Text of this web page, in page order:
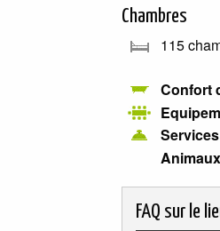
Chambres
115
Confort
Services
FAQ sur le